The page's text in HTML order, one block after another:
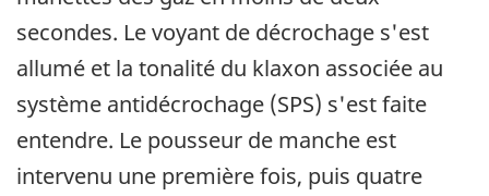
secondes. Le voyant de décrochage s'est
allumé et la tonalité du klaxon associée au
système antidécrochage (SPS) s'est faite
entendre. Le pousseur de manche est
intervenu une première fois, puis quatre